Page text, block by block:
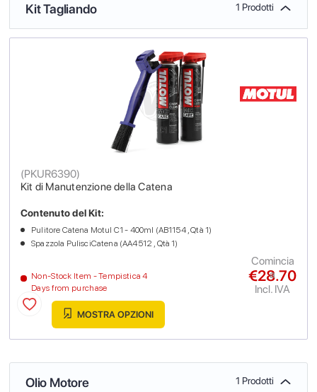
Kit Tagliando 1 Prodotti
Kit di Manutenzione della Catena
(PKUR6390)
Non-Stock Item - Tempistica 4
Days from purchase
Contenuto del Kit:
Pulitore Catena Motul C1 - 400ml (AB1154 , Qtà 1)
Spazzola PulisciCatena (AA4512 , Qtà 1)
€28.70
Incl. IVA
Comincia
a
MOSTRA OPZIONI
Olio Motore 1 Prodotti